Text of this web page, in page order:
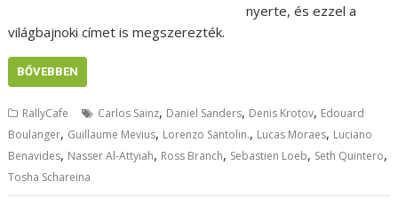
nyerte, és ezzel a
világbajnoki címet is megszerezték.
BŐVEBBEN
RallyCafe Carlos Sainz, Daniel Sanders, Denis Krotov, Edouard
Boulanger, Guillaume Mevius, Lorenzo Santolin., Lucas Moraes, Luciano
Benavides, Nasser Al-Attyiah, Ross Branch, Sebastien Loeb, Seth Quintero,
Tosha Schareina